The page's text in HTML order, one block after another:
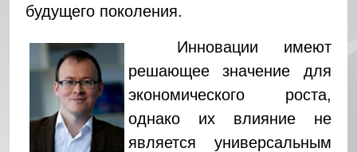
будущего поколения.
Инновации имеют
решающее значение для
экономического роста,
однако их влияние не
является универсальным